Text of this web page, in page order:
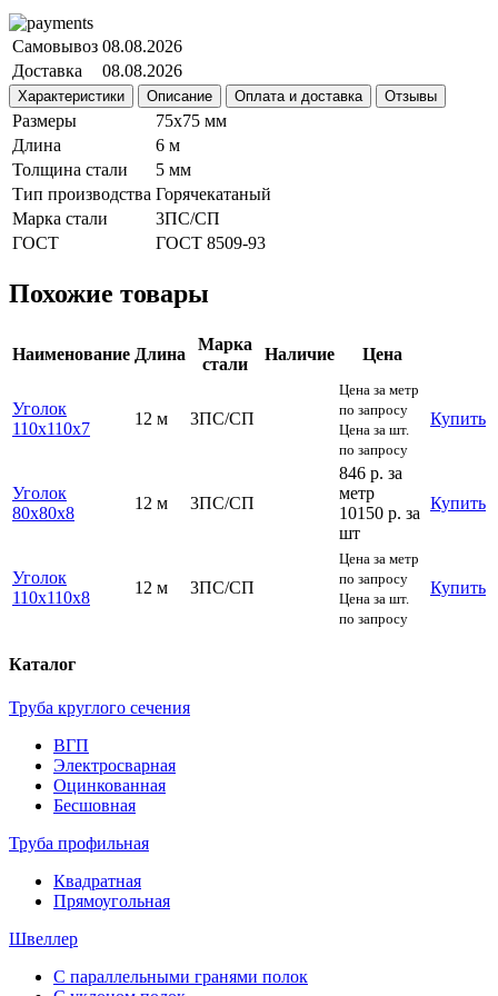
Самовывоз 08.08.2026
Доставка
08.08.2026
Характеристики Описание Оплата и доставка Отзывы
Размеры
75х75 мм
Длина
6 м
Толщина стали
5 мм
Тип производства Горячекатаный
Марка стали
3ПС/СП
ГОСТ
ГОСТ 8509-93
Похожие товары
Наименование Длина
Марка
стали
Наличие Цена
Уголок
110х110х7
12 м 3ПС/СП
Цена за метр
по запросу
Цена за шт.
по запросу
Купить
Уголок
80х80х8
12 м 3ПС/СП
846 р. за
метр
10150 р. за
шт
Купить
Уголок
110х110х8
12 м 3ПС/СП
Цена за метр
по запросу
Цена за шт.
по запросу
Купить
Каталог
Труба круглого сечения
ВГП
Электросварная
Оцинкованная
Бесшовная
Труба профильная
Квадратная
Прямоугольная
Швеллер
С параллельными гранями полок